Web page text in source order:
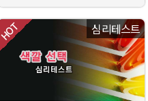
심리테스트